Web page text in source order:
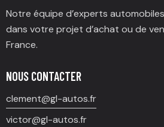
Notre équipe d’experts
dans votre projet d’achat ou de
France.
NOUS CONTACTER
clement@gl-autos.fr
victor@gl-autos.fr